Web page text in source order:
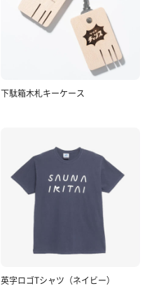
下駄箱木札キーケース
英字ロゴTシャツ（ネイビー）